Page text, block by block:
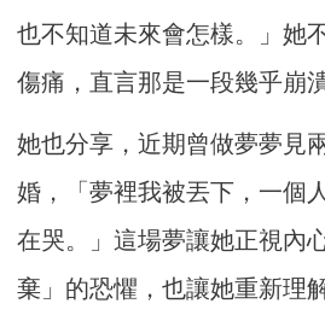
也不知道未來會怎樣。」她
傷痛，直言那是一段幾乎崩
她也分享，近期曾做夢夢見
婚，「夢裡我被丟下，一個
在哭。」這場夢讓她正視內
棄」的恐懼，也讓她重新理